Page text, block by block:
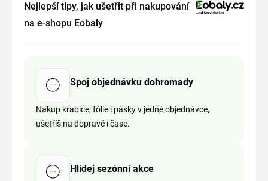
Nejlepší tipy, jak ušetřit při nakupování
na e-shopu Eobaly
Spoj objednávku dohromady
Nakup krabice, fólie i pásky v jedné objednávce,
ušetříš na dopravě i čase.
Hlídej sezónní akce